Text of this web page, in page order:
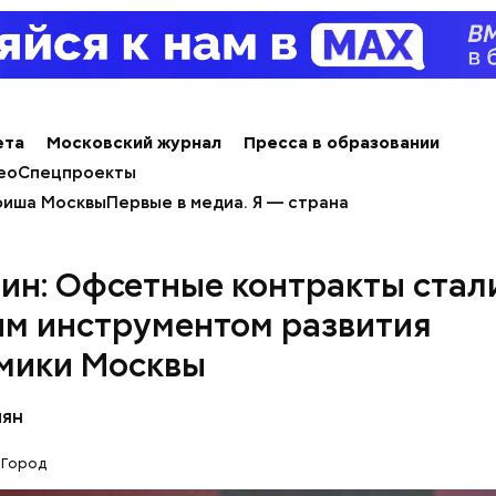
Московский журнал
Пресса в образовании
Спецпроекты
МосквыПервые в медиа. Я — страна
Офсетные контракты
инструментом развития
Москвы
Город
около 100 километров дорог
и 16 пешеходных переходов планируется